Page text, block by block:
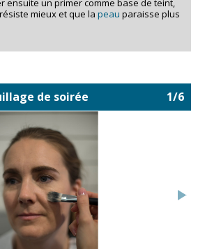
ensuite un primer comme base de teint,
résiste mieux et que la peau paraisse plus
1/6
de soirée